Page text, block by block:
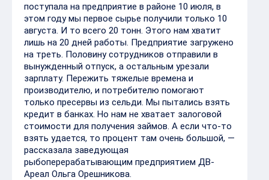
поступала на предприятие в районе 10 июля, в
этом году мы первое сырье получили только 10
августа. И то всего 20 тонн. Этого нам хватит
лишь на 20 дней работы. Предприятие загружено
на треть. Половину сотрудников отправили в
вынужденный отпуск, а остальным урезали
зарплату. Пережить тяжелые времена и
производителю, и потребителю помогают
только пресервы из сельди. Мы пытались взять
кредит в банках. Но нам не хватает залоговой
стоимости для получения займов. А если что-то
взять удается, то процент там очень большой, —
рассказала заведующая
рыбоперерабатывающим предприятием ДВ-
Ареал Ольга Орешникова.